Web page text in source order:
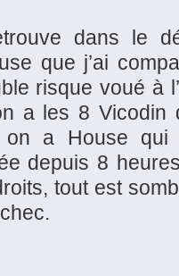
dans le
que j’ai
risque voué à
a les 8 Vicodin
a House qui
depuis 8
tout est